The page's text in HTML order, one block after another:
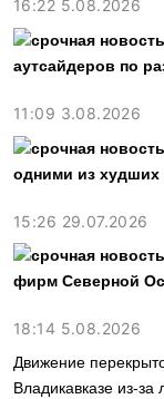
16:22 5.08.2026
аутсайдеров по
11:09 3.08.2026
одними из
15:26 29.07.2026
фирм Северной
18:14 5.08.2026
Движение
Владикавказе из-за